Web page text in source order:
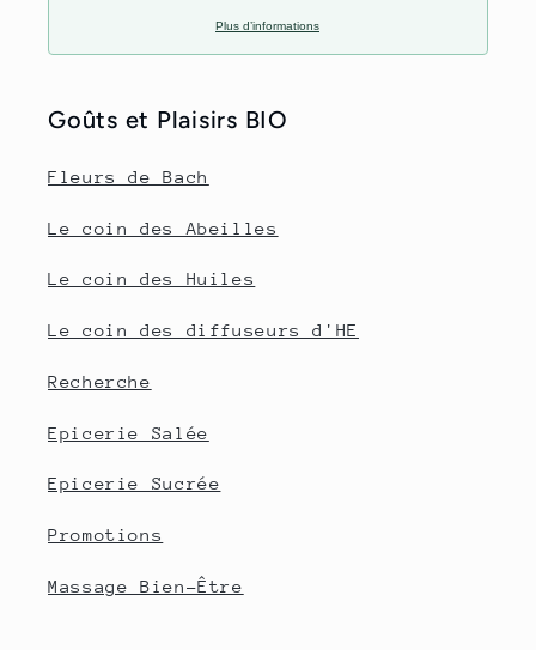
Plus d’informations
Goûts et Plaisirs BIO
Fleurs de Bach
Le coin des Abeilles
Le coin des Huiles
Le coin des diffuseurs d'HE
Recherche
Epicerie Salée
Epicerie Sucrée
Promotions
Massage Bien-Être